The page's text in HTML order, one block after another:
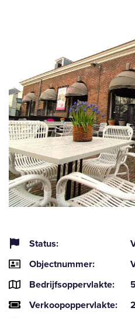
Status:
Objectnummer:
Bedrijfsoppervlakte:
Verkoopoppervlakte: